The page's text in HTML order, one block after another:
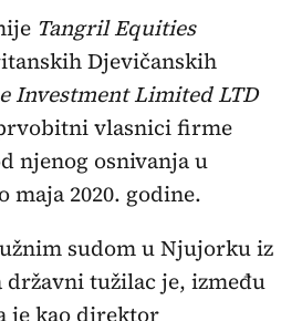
Tangril Equities
Djevičanskih
Investment Limited LTD
vlasnici firme
njenog osnivanja u
maja 2020. godine.
sudom u Njujorku iz
tužilac je, između
je kao direktor